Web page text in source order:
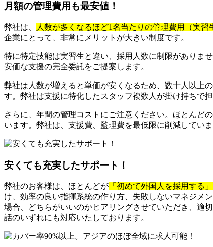
月額の管理費用も最安値！
弊社は、 人数が多くなるほど1名当たりの管理費用（実
企業にとって、非常にメリットが大きい制度です。
特に特定技能は実習生と違い、採用人数に制限がありま
安価な支援の完全委託をご提案します。
弊社は人数が増えると単価が安くなるため、数十人以上
す。弊社は支援に特化したスタッフ複数人が掛け持ちで
さらに、年間の管理コストにご注意ください。ほとんど
います。弊社は、支援費、監理費を最低限に削減してい
安くても充実したサポート！
弊社のお客様は、ほとんどが 「初めて外国人を採用する」
け、効率の良い指揮系統の作り方、失敗しないマネジメン
場合、どちらがいいのかヒアリングさせていただき、適
話のいずれにも対応いたしております。